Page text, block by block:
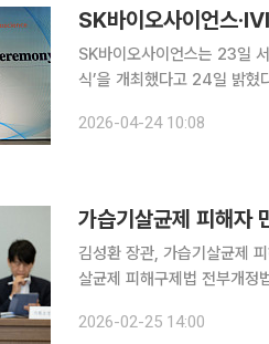
SK바이오사이언스
SK바이오사이언스는 23일
식’을 개최했다고 24일 밝혔다. 올해로 5회를 맞은 박만훈상은 전 세계 예방접종 확대와 백
교수와 개발도상국 백신생산
2026-04-24 10:08
가습기살균제 피해자
김성환 장관, 가습기살균제 피해자 20명과 간담회 김성
살균제 피해구제법 전부개정
날 서울 제분빌딩 가습기살균
2026-02-25 14:00